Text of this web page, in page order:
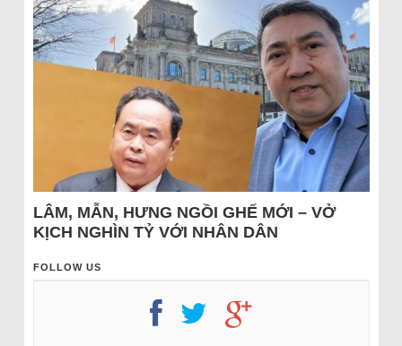
LÂM, MẪN, HƯNG NGỒI GHẾ MỚI – VỞ
KỊCH NGHÌN TỶ VỚI NHÂN DÂN
FOLLOW US